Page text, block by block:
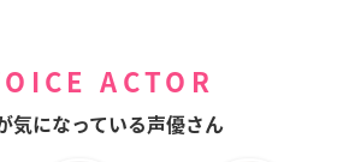
ACTOR
気になっている声優さん